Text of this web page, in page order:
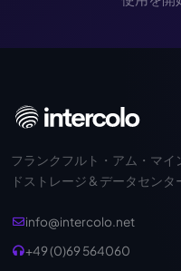
フランクフルト・アム・マイ
ドストレージ & データセンタ
info@intercolo.net
+49 (0)69 564060